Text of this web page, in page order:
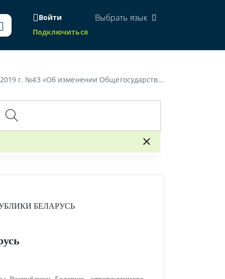
Войти
Подключиться
Выбрать язык
Республики Беларусь "Занятия" (ОКРБ 014-2017)»
БЕЛАРУСЬ